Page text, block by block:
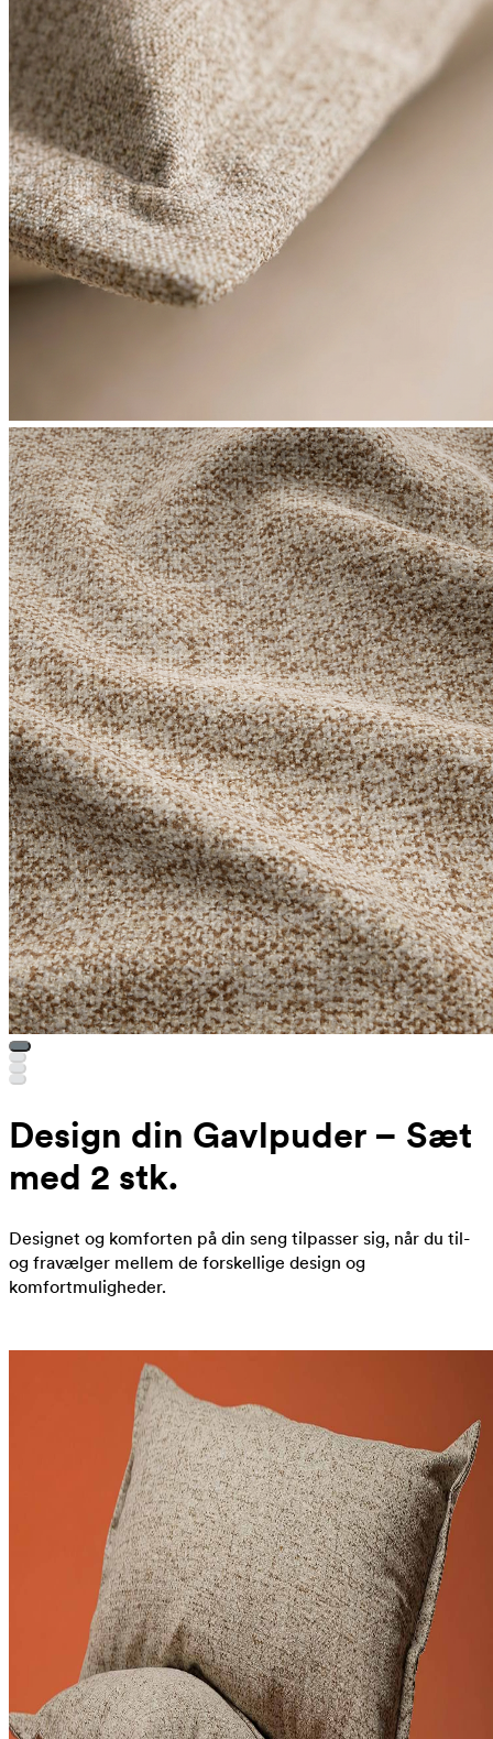
Design din Gavlpuder – Sæt
med 2 stk.
Designet og komforten på din seng tilpasser sig, når du til-
og fravælger mellem de forskellige design og
komfortmuligheder.